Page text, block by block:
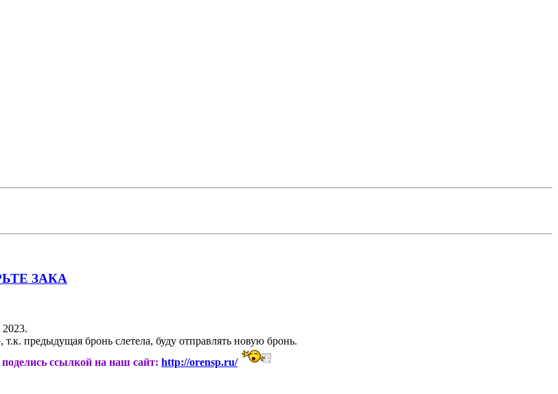
ЗАКА
2023.
предыдущая бронь слетела, буду отправлять новую бронь.
ссылкой на наш сайт: http://orensp.ru/